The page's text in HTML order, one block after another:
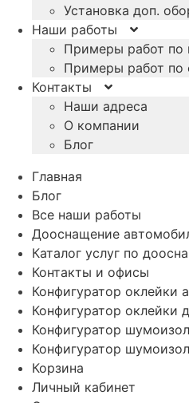
Установка доп.
Наши работы
Примеры работ по
Примеры работ по
Контакты
Наши адреса
О компании
Блог
Главная
Блог
Все наши работы
Дооснащение
Каталог услуг по
Контакты и офисы
Конфигуратор оклейки
Конфигуратор оклейки
Конфигуратор
Конфигуратор
Корзина
Личный кабинет